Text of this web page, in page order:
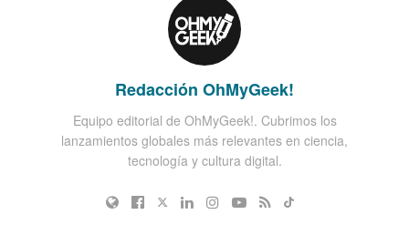
Redacción OhMyGeek!
Equipo editorial de OhMyGeek!. Cubrimos los
lanzamientos globales más relevantes en ciencia,
tecnología y cultura digital.